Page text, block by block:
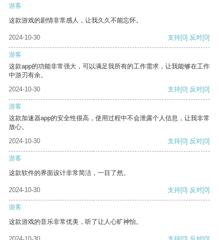
游客
这款游戏的剧情非常感人，让我久久不能忘怀。
2024-10-30 支持[0] 反对[0]
游客
这款app的功能非常强大，可以满足我所有的工作需求，让我能够在工作
中游刃有余。
2024-10-30
支持[0] 反对[0]
游客
这款加速器app的安全性很高，使用过程中不会泄露个人信息，让我非常
放心。
2024-10-30
支持[0] 反对[0]
游客
这款软件的界面设计非常简洁，一目了然。
2024-10-30 支持[0] 反对[0]
游客
这款游戏的音乐非常优美，听了让人心旷神怡。